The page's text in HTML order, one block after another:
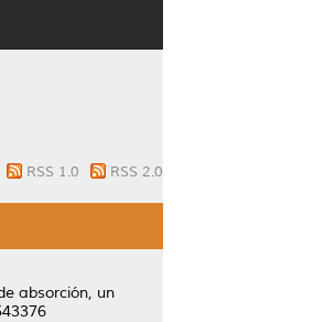
RSS 1.0 RSS 2.0
absorción, un